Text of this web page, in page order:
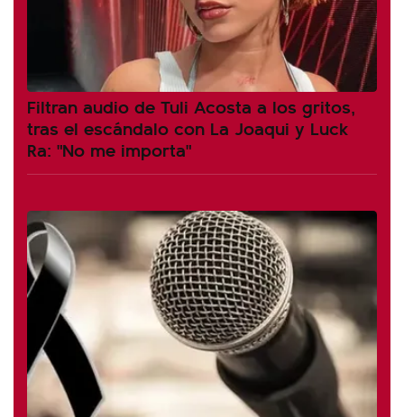
Filtran audio de Tuli Acosta a los gritos,
tras el escándalo con La Joaqui y Luck
Ra: "No me importa"